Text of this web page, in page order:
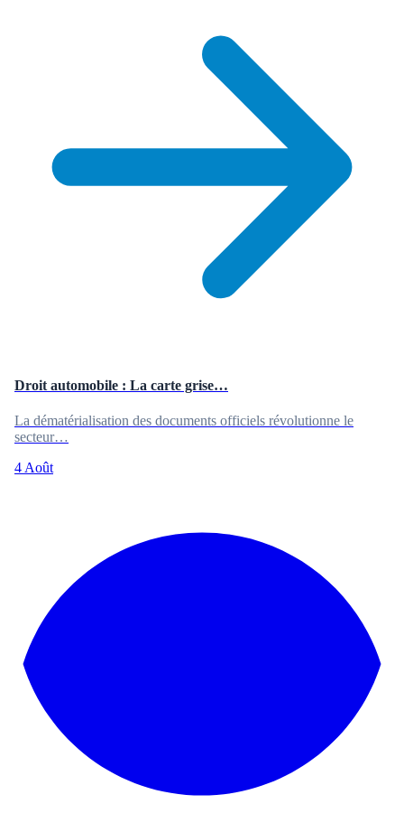
Droit automobile : La carte grise…
La dématérialisation des documents officiels révolutionne le
secteur…
4 Août